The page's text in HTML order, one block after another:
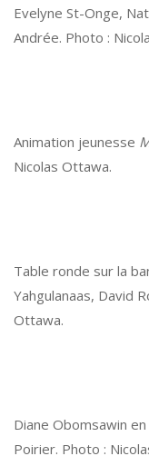
Evelyne St-Onge,
Andrée. Photo :
Animation jeunesse
Nicolas Ottawa.
Table ronde sur la
Yahgulanaas, David
Ottawa.
Diane Obomsawin
Poirier. Photo :